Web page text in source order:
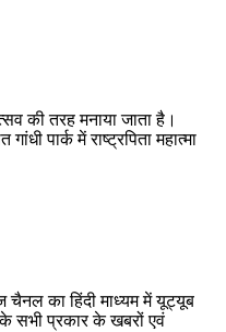
की तरह मनाया जाता है।
पार्क में राष्ट्रपिता महात्मा
चैनल का हिंदी माध्यम में यूट्यूब
सभी प्रकार के खबरों एवं